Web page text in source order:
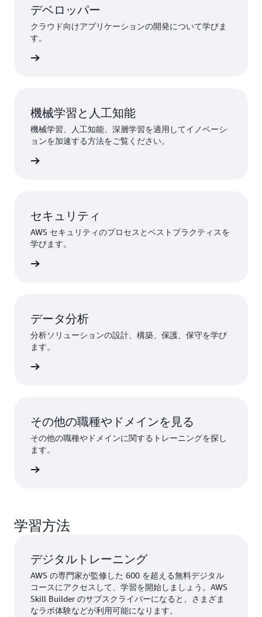
デベロッパー
クラウド向けアプリケーションの開発について学びま
す。
機械学習と人工知能
機械学習、人工知能、深層学習を適用してイノベーシ
ョンを加速する方法をご覧ください。
セキュリティ
AWS セキュリティのプロセスとベストプラクティスを
学びます。
データ分析
分析ソリューションの設計、構築、保護、保守を学び
ます。
その他の職種やドメインを見る
その他の職種やドメインに関するトレーニングを探し
ます。
学習方法
デジタルトレーニング
AWS の専門家が監修した 600 を超える無料デジタル
コースにアクセスして、学習を開始しましょう。AWS
Skill Builder のサブスクライバーになると、さまざま
なラボ体験などが利用可能になります。